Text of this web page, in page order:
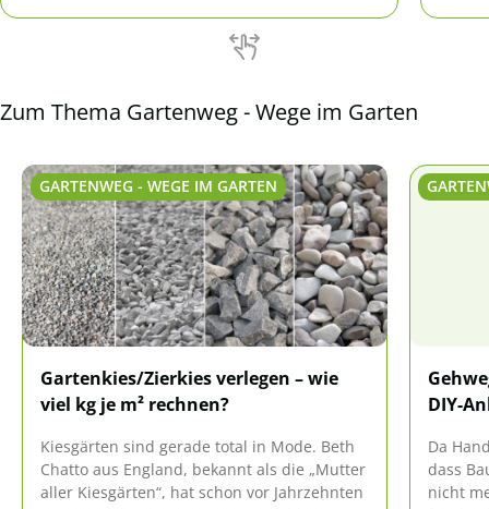
ein Netz an Wegen ausbauen.
Zum Thema Gartenweg - Wege im Garten
GARTENWEG - WEGE IM GARTEN
Gartenkies/Zierkies verlegen – wie
viel kg je m² rechnen?
Kiesgärten sind gerade total in Mode. Beth
Chatto aus England, bekannt als die „Mutter
aller Kiesgärten“, hat schon vor Jahrzehnten
DIY-
Da
dass
nicht